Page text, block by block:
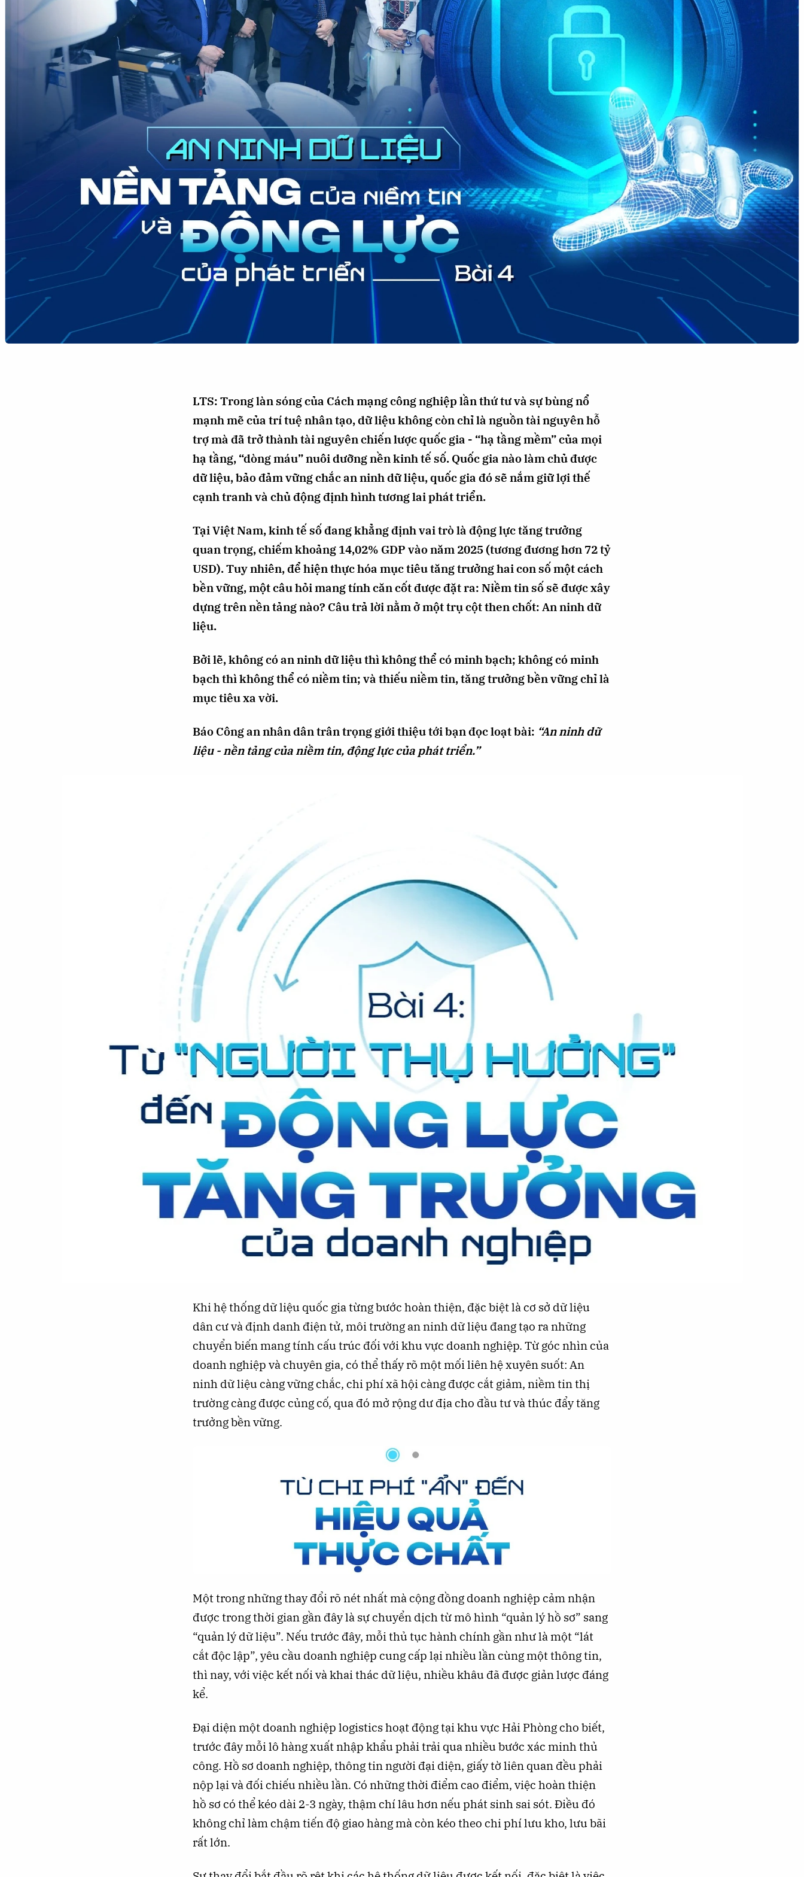
Tìm kiếm
CÔNG NGHỆ
Podcast
Ảnh
Chuyên trang An ninh thế giới
Văn nghệ Công an
LTS: Trong làn sóng của Cách mạng công nghiệp lần thứ tư và sự bùng nổ
mạnh mẽ của trí tuệ nhân tạo, dữ liệu không còn chỉ là nguồn tài nguyên hỗ
trợ mà đã trở thành tài nguyên chiến lược quốc gia - “hạ tầng mềm” của mọi
hạ tầng, “dòng máu” nuôi dưỡng nền kinh tế số. Quốc gia nào làm chủ được
dữ liệu, bảo đảm vững chắc an ninh dữ liệu, quốc gia đó sẽ nắm giữ lợi thế
cạnh tranh và chủ động định hình tương lai phát triển.
Tại Việt Nam, kinh tế số đang khẳng định vai trò là động lực tăng trưởng
quan trọng, chiếm khoảng 14,02% GDP vào năm 2025 (tương đương hơn 72 tỷ
USD). Tuy nhiên, để hiện thực hóa mục tiêu tăng trưởng hai con số một cách
bền vững, một câu hỏi mang tính căn cốt được đặt ra: Niềm tin số sẽ được xây
dựng trên nền tảng nào? Câu trả lời nằm ở một trụ cột then chốt: An ninh dữ
liệu.
Bởi lẽ, không có an ninh dữ liệu thì không thể có minh bạch; không có minh
bạch thì không thể có niềm tin; và thiếu niềm tin, tăng trưởng bền vững chỉ là
mục tiêu xa vời.
Báo Công an nhân dân trân trọng giới thiệu tới bạn đọc loạt bài: “An ninh dữ
liệu - nền tảng của niềm tin, động lực của phát triển.”
Khi hệ thống dữ liệu quốc gia từng bước hoàn thiện, đặc biệt là cơ sở dữ liệu
dân cư và định danh điện tử, môi trường an ninh dữ liệu đang tạo ra những
chuyển biến mang tính cấu trúc đối với khu vực doanh nghiệp. Từ góc nhìn của
doanh nghiệp và chuyên gia, có thể thấy rõ một mối liên hệ xuyên suốt: An
ninh dữ liệu càng vững chắc, chi phí xã hội càng được cắt giảm, niềm tin thị
trường càng được củng cố, qua đó mở rộng dư địa cho đầu tư và thúc đẩy tăng
trưởng bền vững.
Một trong những thay đổi rõ nét nhất mà cộng đồng doanh nghiệp cảm nhận
được trong thời gian gần đây là sự chuyển dịch từ mô hình “quản lý hồ sơ” sang
“quản lý dữ liệu”. Nếu trước đây, mỗi thủ tục hành chính gần như là một “lát
cắt độc lập”, yêu cầu doanh nghiệp cung cấp lại nhiều lần cùng một thông tin,
thì nay, với việc kết nối và khai thác dữ liệu, nhiều khâu đã được giản lược đáng
kể.
Đại diện một doanh nghiệp logistics hoạt động tại khu vực Hải Phòng cho biết,
trước đây mỗi lô hàng xuất nhập khẩu phải trải qua nhiều bước xác minh thủ
công. Hồ sơ doanh nghiệp, thông tin người đại diện, giấy tờ liên quan đều phải
nộp lại và đối chiếu nhiều lần. Có những thời điểm cao điểm, việc hoàn thiện
hồ sơ có thể kéo dài 2-3 ngày, thậm chí lâu hơn nếu phát sinh sai sót. Điều đó
không chỉ làm chậm tiến độ giao hàng mà còn kéo theo chi phí lưu kho, lưu bãi
rất lớn.